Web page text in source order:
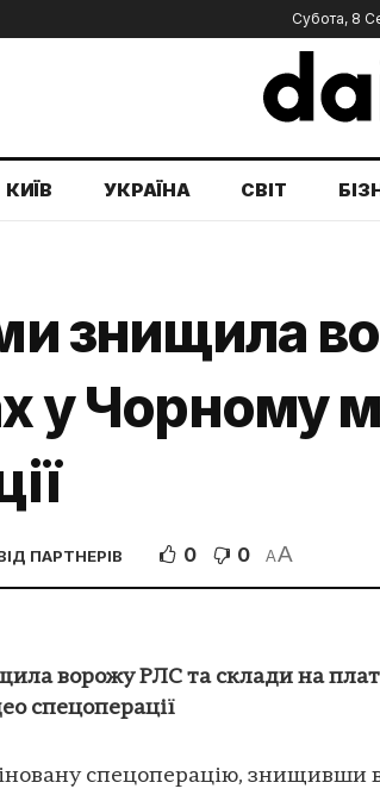
Субота, 8
КИЇВ УКРАЇНА СВІТ
знищила
у Чорному
ПАРТНЕРІВ 0 0 AA
ворожу РЛС та склади на
спецоперації
спецоперацію, знищивши